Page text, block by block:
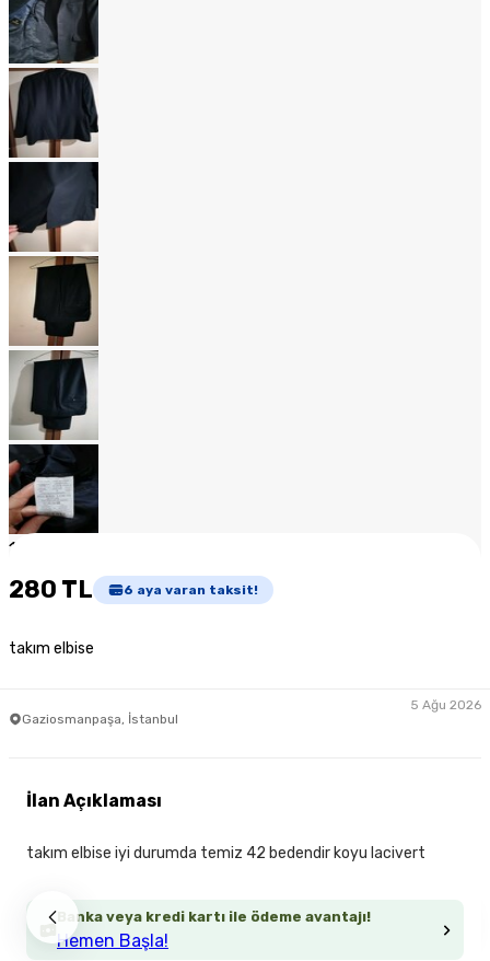
1
280 TL 6 aya varan taksit!
takım elbise
Gaziosmanpaşa, İstanbul
5 Ağu 2026
Banka veya kredi kartı ile ödeme avantajı!
Hemen Başla!
İlan Açıklaması
takım elbise iyi durumda temiz 42 bedendir koyu lacivert